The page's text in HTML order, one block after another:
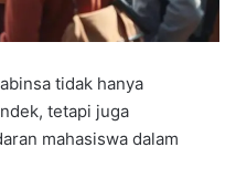
tidak hanya
tetapi juga
mahasiswa dalam